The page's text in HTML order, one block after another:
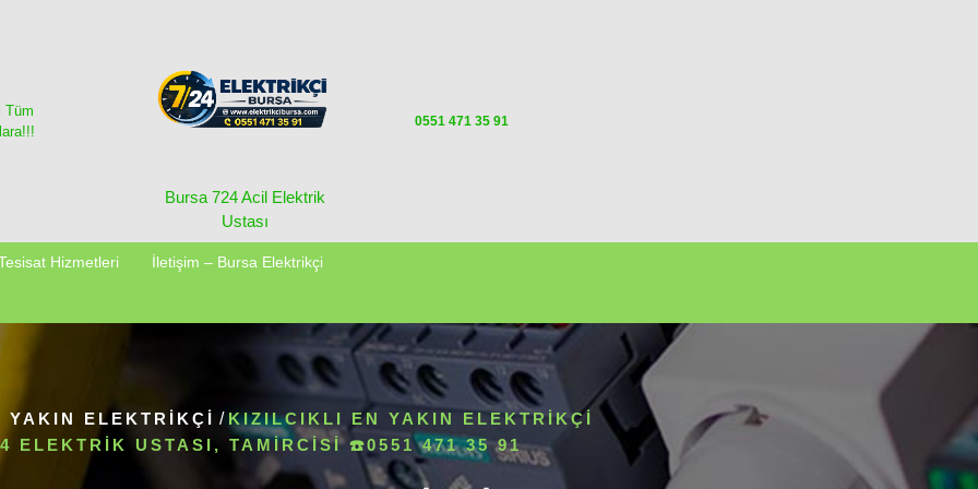
Tüm
Bursa 724 Acil Elektrik
Ustası
0551 471 35 91
Hizmetleri İletişim – Bursa Elektrikçi
YAKIN ELEKTRIKÇI / KIZILCIKLI EN YAKIN ELEKTRIKÇI
ELEKTRIK USTASI, TAMIRCISI ☎️0551 471 35 91